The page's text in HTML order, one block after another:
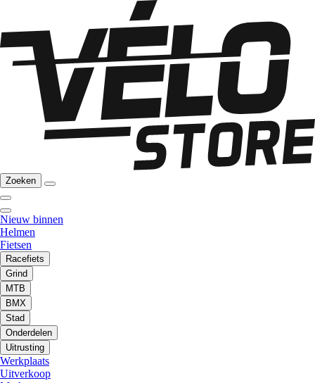
Zoeken
Nieuw binnen
Helmen
Fietsen
Racefiets
Grind
MTB
BMX
Stad
Onderdelen
Uitrusting
Werkplaats
Uitverkoop